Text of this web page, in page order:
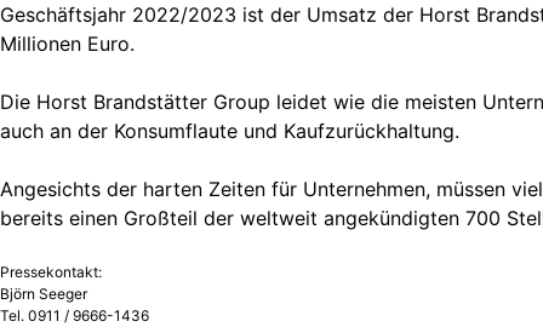
Geschäftsjahr 2022/2023 ist der Umsatz der Horst
Millionen Euro.
Die Horst Brandstätter Group leidet wie die meisten
auch an der Konsumflaute und Kaufzurückhaltung.
Angesichts der harten Zeiten für Unternehmen, müssen
bereits einen Großteil der weltweit angekündigten 700
Pressekontakt:
Björn Seeger
Tel. 0911 / 9666-1436